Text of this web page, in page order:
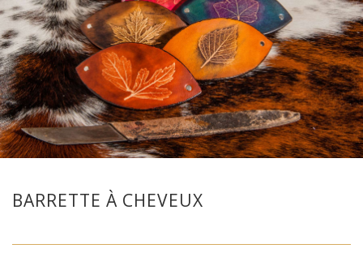
BARRETTE À CHEVEUX